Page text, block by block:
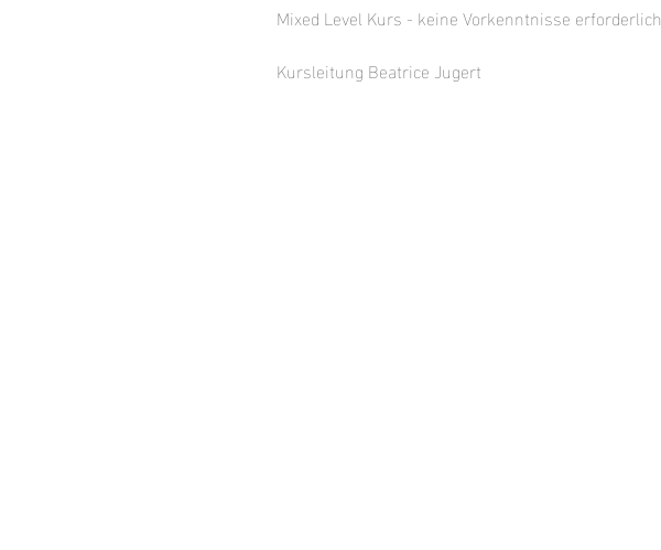
Mixed Level Kurs - keine Vorkenntnisse erforderlich
Kursleitung Beatrice Jugert